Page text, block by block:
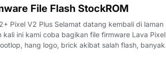
File Flash StockROM
Pixel V2 Plus Selamat datang kembali di laman
ini kami coba bagikan file firmware Lava Pixel
hang logo, brick akibat salah flash, banyak